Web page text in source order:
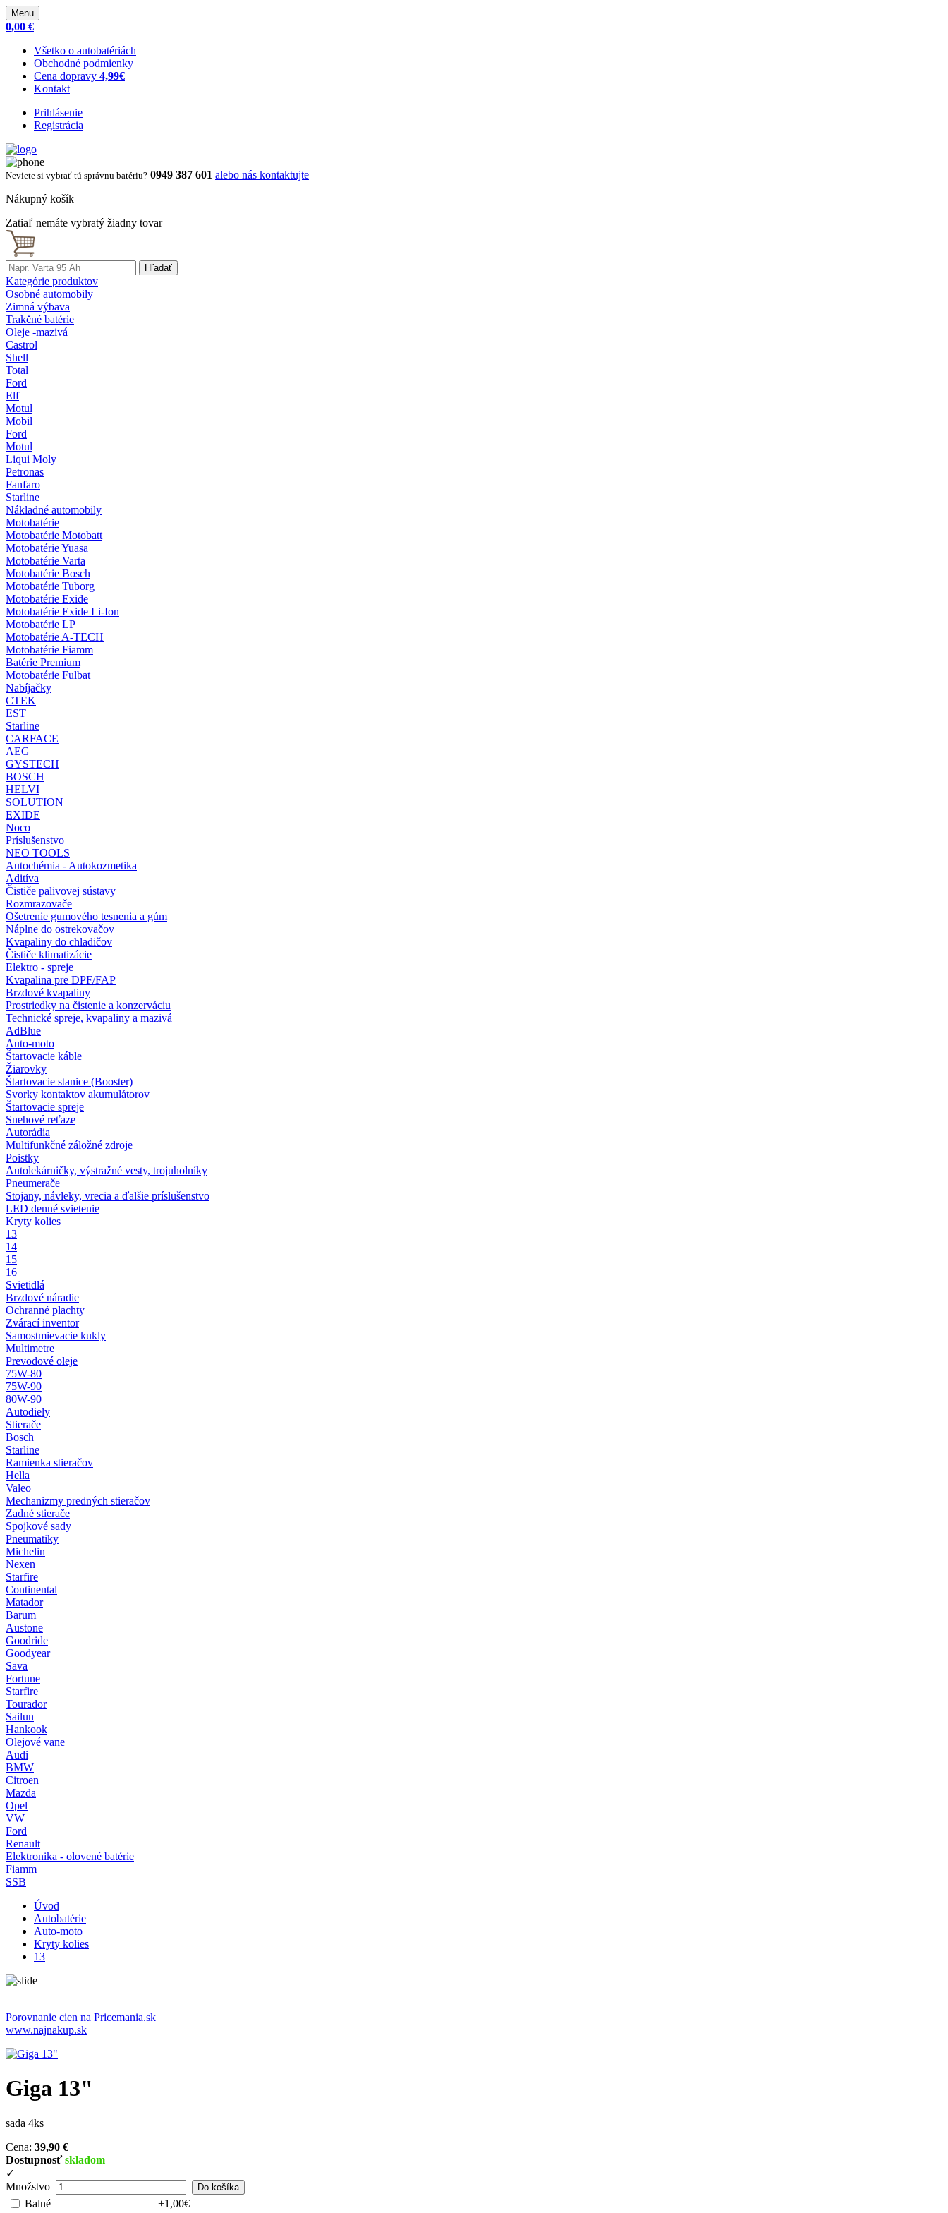
Menu
0,00 €
Všetko o autobatériách
Obchodné podmienky
Cena dopravy 4,99€
Kontakt
Prihlásenie
Registrácia
Neviete si vybrať tú správnu batériu? 0949 387 601 alebo nás kontaktujte
Nákupný košík
Zatiaľ nemáte vybratý žiadny tovar
Hľadať
Kategórie produktov
Osobné automobily
Zimná výbava
Trakčné batérie
Oleje -mazivá
Castrol
Shell
Total
Ford
Elf
Motul
Mobil
Ford
Motul
Liqui Moly
Petronas
Fanfaro
Starline
Nákladné automobily
Motobatérie
Motobatérie Motobatt
Motobatérie Yuasa
Motobatérie Varta
Motobatérie Bosch
Motobatérie Tuborg
Motobatérie Exide
Motobatérie Exide Li-Ion
Motobatérie LP
Motobatérie A-TECH
Motobatérie Fiamm
Batérie Premium
Motobatérie Fulbat
Nabíjačky
CTEK
EST
Starline
CARFACE
AEG
GYSTECH
BOSCH
HELVI
SOLUTION
EXIDE
Noco
Príslušenstvo
NEO TOOLS
Autochémia - Autokozmetika
Aditíva
Čističe palivovej sústavy
Rozmrazovače
Ošetrenie gumového tesnenia a gúm
Náplne do ostrekovačov
Kvapaliny do chladičov
Čističe klimatizácie
Elektro - spreje
Kvapalina pre DPF/FAP
Brzdové kvapaliny
Prostriedky na čistenie a konzerváciu
Technické spreje, kvapaliny a mazivá
AdBlue
Auto-moto
Štartovacie káble
Žiarovky
Štartovacie stanice (Booster)
Svorky kontaktov akumulátorov
Štartovacie spreje
Snehové reťaze
Autorádia
Multifunkčné záložné zdroje
Poistky
Autolekárničky, výstražné vesty, trojuholníky
Pneumerače
Stojany, návleky, vrecia a ďalšie príslušenstvo
LED denné svietenie
Kryty kolies
13
14
15
16
Svietidlá
Brzdové náradie
Ochranné plachty
Zvárací inventor
Samostmievacie kukly
Multimetre
Prevodové oleje
75W-80
75W-90
80W-90
Autodiely
Stierače
Bosch
Starline
Ramienka stieračov
Hella
Valeo
Mechanizmy predných stieračov
Zadné stierače
Spojkové sady
Pneumatiky
Michelin
Nexen
Starfire
Continental
Matador
Barum
Austone
Goodride
Goodyear
Sava
Fortune
Starfire
Tourador
Sailun
Hankook
Olejové vane
Audi
BMW
Citroen
Mazda
Opel
VW
Ford
Renault
Elektronika - olovené batérie
Fiamm
SSB
Úvod
Autobatérie
Auto-moto
Kryty kolies
13
Porovnanie cien na Pricemania.sk
www.najnakup.sk
Giga 13"
sada 4ks
Cena: 39,90 €
Dostupnosť skladom
✓
Množstvo
Balné
+1,00€